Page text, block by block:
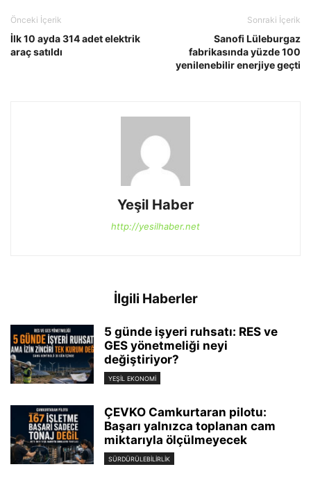
Önceki İçerik
İlk 10 ayda 314 adet elektrik
araç satıldı
Sonraki İçerik
Sanofi Lüleburgaz
fabrikasında yüzde 100
yenilenebilir enerjiye geçti
Yeşil Haber
http://yesilhaber.net
İlgili Haberler
5 günde işyeri ruhsatı: RES ve
GES yönetmeliği neyi
değiştiriyor?
YEŞIL EKONOMI
ÇEVKO Camkurtaran pilotu:
Başarı yalnızca toplanan cam
miktarıyla ölçülmeyecek
SÜRDÜRÜLEBILIRLIK